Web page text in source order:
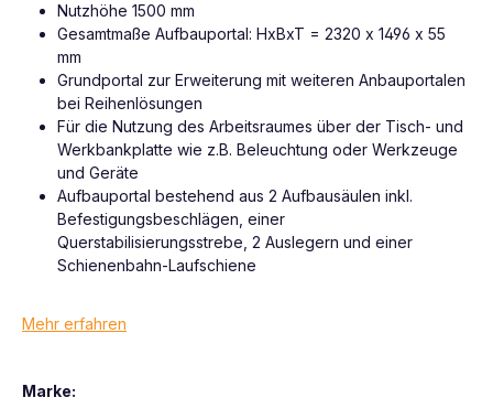
Nutzhöhe 1500 mm
Gesamtmaße Aufbauportal: HxBxT = 2320 x 1496 x 55
mm
Grundportal zur Erweiterung mit weiteren Anbauportalen
bei Reihenlösungen
Für die Nutzung des Arbeitsraumes über der Tisch- und
Werkbankplatte wie z.B. Beleuchtung oder Werkzeuge
und Geräte
Aufbauportal bestehend aus 2 Aufbausäulen inkl.
Befestigungsbeschlägen, einer
Querstabilisierungsstrebe, 2 Auslegern und einer
Schienenbahn-Laufschiene
Mehr erfahren
Marke: